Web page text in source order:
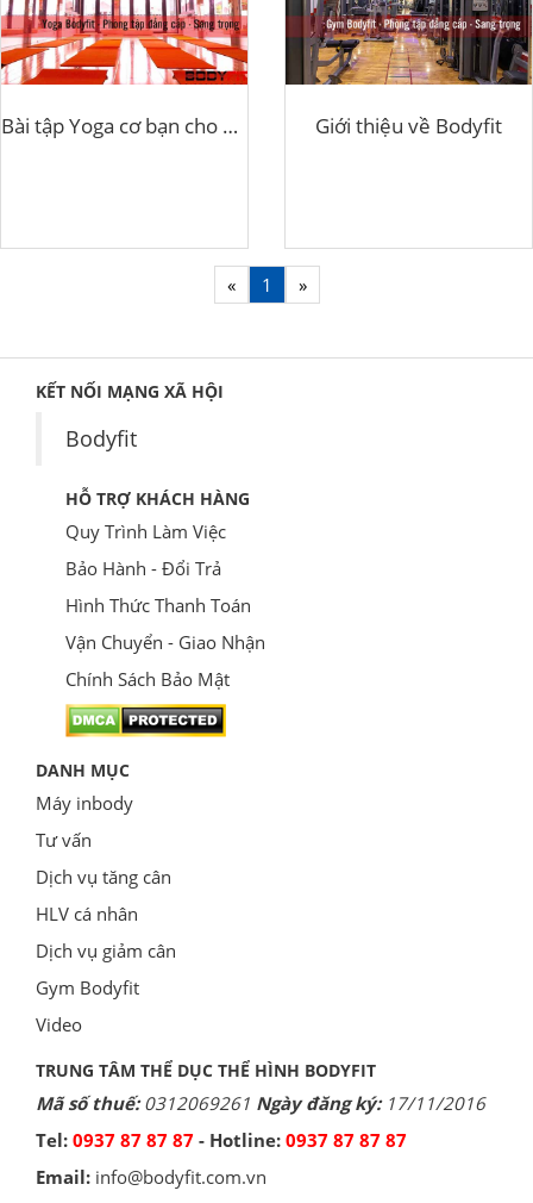
Bài tập Yoga cơ bạn cho người mới tập Giới thiệu về Bodyfit
« 1 »
KẾT NỐI MẠNG XÃ HỘI
Bodyfit
HỖ TRỢ KHÁCH HÀNG
Quy Trình Làm Việc
Bảo Hành - Đổi Trả
Hình Thức Thanh Toán
Vận Chuyển - Giao Nhận
Chính Sách Bảo Mật
DANH MỤC
Máy inbody
Tư vấn
Dịch vụ tăng cân
HLV cá nhân
Dịch vụ giảm cân
Gym Bodyfit
Video
TRUNG TÂM THỂ DỤC THỂ HÌNH BODYFIT
Mã số thuế:0312069261 Ngày đăng ký: 17/11/2016
Tel: 0937 87 87 87 - Hotline: 0937 87 87 87
Email: info@bodyfit.com.vn